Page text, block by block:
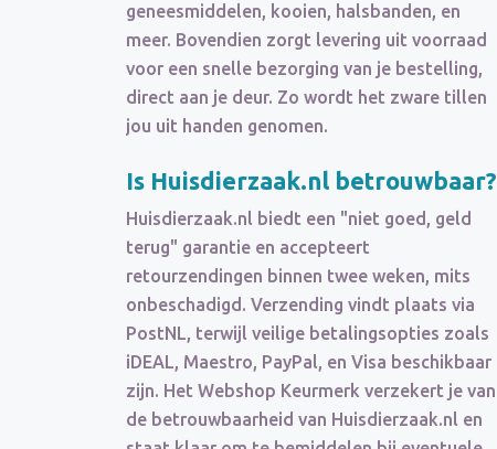
geneesmiddelen, kooien, halsbanden, en
meer. Bovendien zorgt levering uit voorraad
voor een snelle bezorging van je bestelling,
direct aan je deur. Zo wordt het zware tillen
jou uit handen genomen.
Is Huisdierzaak.nl betrouwbaar?
Huisdierzaak.nl biedt een "niet goed, geld
terug" garantie en accepteert
retourzendingen binnen twee weken, mits
onbeschadigd. Verzending vindt plaats via
PostNL, terwijl veilige betalingsopties zoals
iDEAL, Maestro, PayPal, en Visa beschikbaar
zijn. Het Webshop Keurmerk verzekert je van
de betrouwbaarheid van Huisdierzaak.nl en